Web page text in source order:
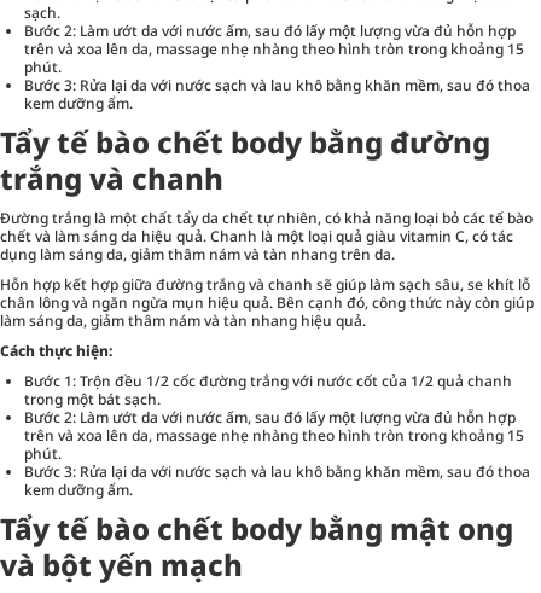
sạch.
Bước 2: Làm ướt da với nước ấm, sau đó lấy một lượng vừa đủ hỗn hợp
trên và xoa lên da, massage nhẹ nhàng theo hình tròn trong khoảng 15
phút.
Bước 3: Rửa lại da với nước sạch và lau khô bằng khăn mềm, sau đó thoa
kem dưỡng ẩm.
Tẩy tế bào chết body bằng đường
trắng và chanh
Đường trắng là một chất tẩy da chết tự nhiên, có khả năng loại bỏ các tế bào
chết và làm sáng da hiệu quả. Chanh là một loại quả giàu vitamin C, có tác
dụng làm sáng da, giảm thâm nám và tàn nhang trên da.
Hỗn hợp kết hợp giữa đường trắng và chanh sẽ giúp làm sạch sâu, se khít lỗ
chân lông và ngăn ngừa mụn hiệu quả. Bên cạnh đó, công thức này còn giúp
làm sáng da, giảm thâm nám và tàn nhang hiệu quả.
Cách thực hiện:
Bước 1: Trộn đều 1/2 cốc đường trắng với nước cốt của 1/2 quả chanh
trong một bát sạch.
Bước 2: Làm ướt da với nước ấm, sau đó lấy một lượng vừa đủ hỗn hợp
trên và xoa lên da, massage nhẹ nhàng theo hình tròn trong khoảng 15
phút.
Bước 3: Rửa lại da với nước sạch và lau khô bằng khăn mềm, sau đó thoa
kem dưỡng ẩm.
Tẩy tế bào chết body bằng mật ong
và bột yến mạch